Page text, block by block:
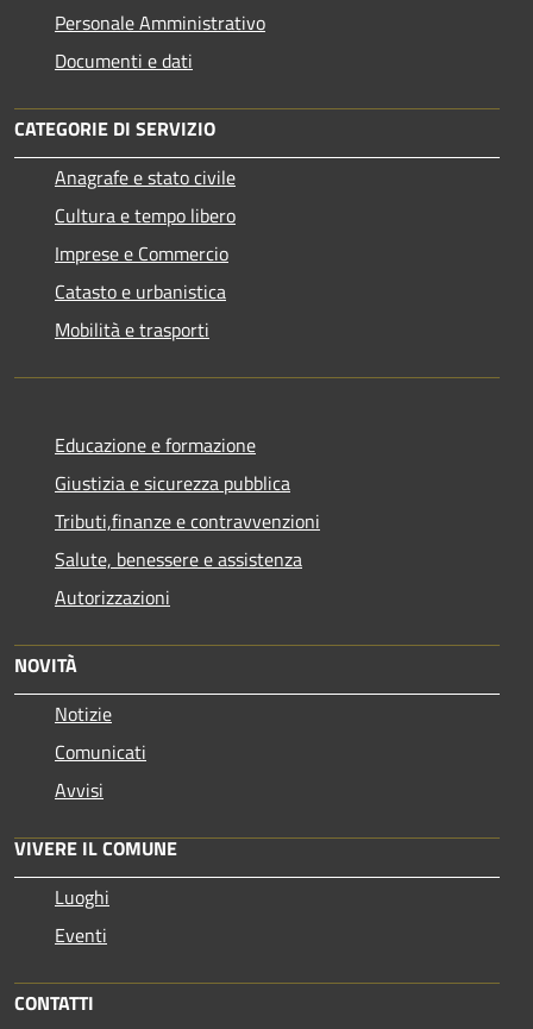
Personale Amministrativo
Documenti e dati
CATEGORIE DI SERVIZIO
Anagrafe e stato civile
Cultura e tempo libero
Imprese e Commercio
Catasto e urbanistica
Mobilità e trasporti
Educazione e formazione
Giustizia e sicurezza pubblica
Tributi,finanze e contravvenzioni
Salute, benessere e assistenza
Autorizzazioni
NOVITÀ
Notizie
Comunicati
Avvisi
VIVERE IL COMUNE
Luoghi
Eventi
CONTATTI